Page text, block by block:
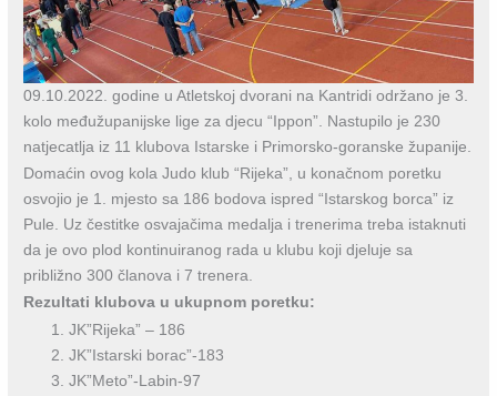
09.10.2022. godine u Atletskoj dvorani na Kantridi održano je 3.
kolo međužupanijske lige za djecu “Ippon”. Nastupilo je 230
natjecatlja iz 11 klubova Istarske i Primorsko-goranske županije.
Domaćin ovog kola Judo klub “Rijeka”, u konačnom poretku
osvojio je 1. mjesto sa 186 bodova ispred “Istarskog borca” iz
Pule. Uz čestitke osvajačima medalja i trenerima treba istaknuti
da je ovo plod kontinuiranog rada u klubu koji djeluje sa
približno 300 članova i 7 trenera.
Rezultati klubova u ukupnom poretku:
JK”Rijeka” – 186
JK”Istarski borac”-183
JK”Meto”-Labin-97